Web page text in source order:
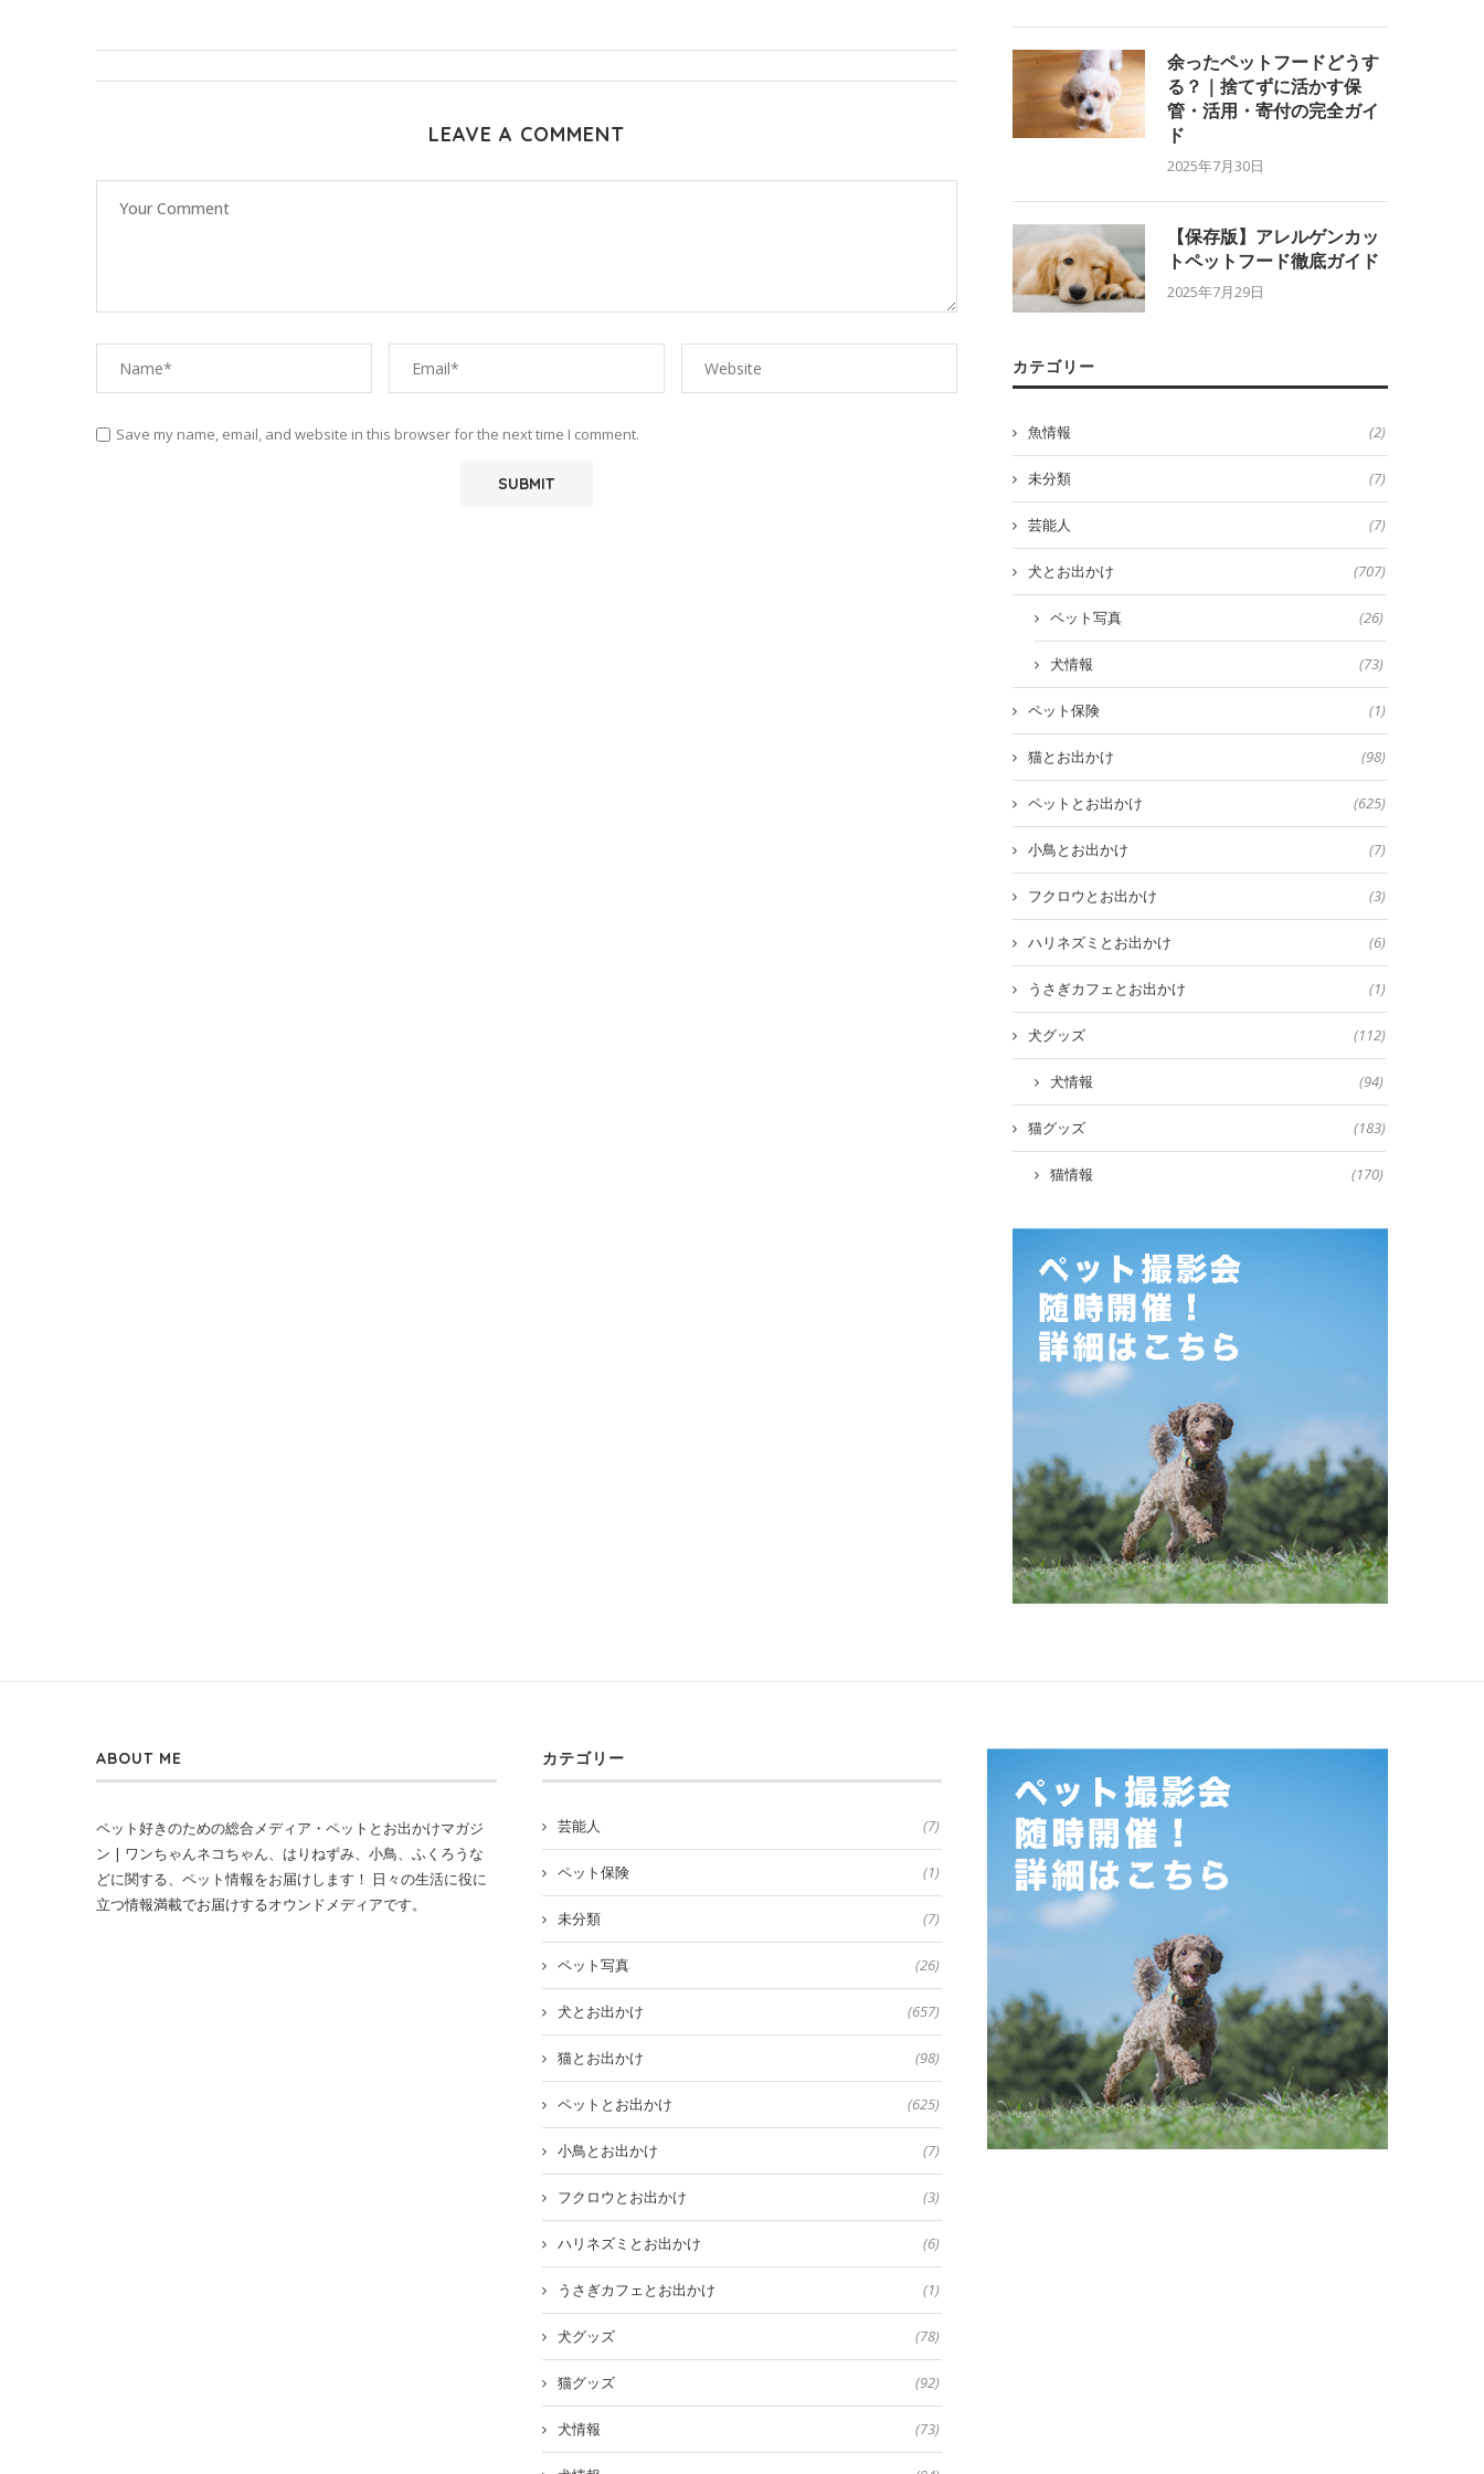
LEAVE A COMMENT
Save my name, email, and website in this browser for the next time I comment.
余ったペットフードどうす
る？｜捨てずに活かす保
管・活用・寄付の完全ガイ
ド
2025年7月30日
【保存版】アレルゲンカッ
トペットフード徹底ガイド
2025年7月29日
カテゴリー
魚情報 (2)
未分類 (7)
芸能人 (7)
犬とお出かけ (707)
ペット写真 (26)
犬情報 (73)
ペット保険 (1)
猫とお出かけ (98)
ペットとお出かけ (625)
小鳥とお出かけ (7)
フクロウとお出かけ (3)
ハリネズミとお出かけ (6)
うさぎカフェとお出かけ (1)
犬グッズ (112)
犬情報 (94)
猫グッズ (183)
猫情報 (170)
ABOUT ME
ペット好きのための総合メディア・ペットとお出かけマガジ
ン | ワンちゃんネコちゃん、はりねずみ、小鳥、ふくろうな
どに関する、ペット情報をお届けします！ 日々の生活に役に
立つ情報満載でお届けするオウンドメディアです。
カテゴリー
芸能人 (7)
ペット保険 (1)
未分類 (7)
ペット写真 (26)
犬とお出かけ (657)
猫とお出かけ (98)
ペットとお出かけ (625)
小鳥とお出かけ (7)
フクロウとお出かけ (3)
ハリネズミとお出かけ (6)
うさぎカフェとお出かけ (1)
犬グッズ (78)
猫グッズ (92)
犬情報 (73)